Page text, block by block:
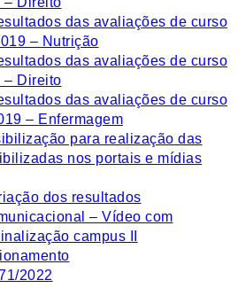
das avaliações de curso
– Nutrição
das avaliações de curso
– Direito
das avaliações de curso
– Enfermagem
para realização das
nos portais e mídias
dos resultados
– Vídeo com
campus II
2022